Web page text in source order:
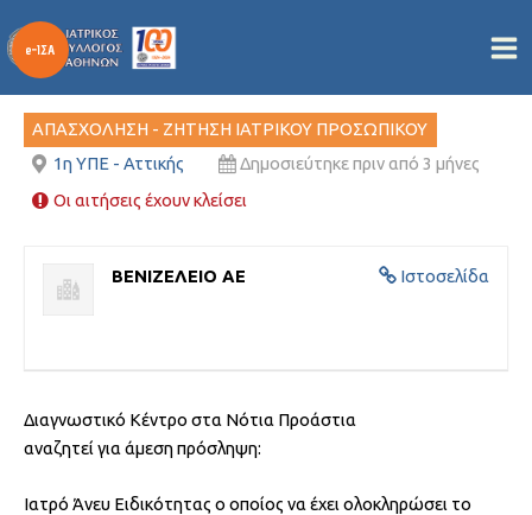
στο
περιεχόμενο
ΙΑΤΡΟΣ ΑΝΕΥ ΕΙΔΙΚΟΤΗΤΑΣ
/12/05/2026
ΑΠΑΣΧΟΛΗΣΗ - ΖΗΤΗΣΗ ΙΑΤΡΙΚΟΥ ΠΡΟΣΩΠΙΚΟΥ
1η ΥΠΕ - Αττικής
Δημοσιεύτηκε πριν από 3 μήνες
Οι αιτήσεις έχουν κλείσει
Ιστοσελίδα
ΒΕΝΙΖΕΛΕΙΟ ΑΕ
Διαγνωστικό Κέντρο στα Νότια Προάστια
αναζητεί για άμεση πρόσληψη:
Ιατρό Άνευ Ειδικότητας o οποίος να έχει ολοκληρώσει το